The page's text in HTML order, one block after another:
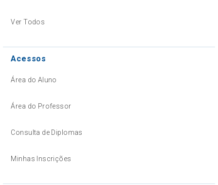
Ver Todos
Acessos
Área do Aluno
Área do Professor
Consulta de Diplomas
Minhas Inscrições